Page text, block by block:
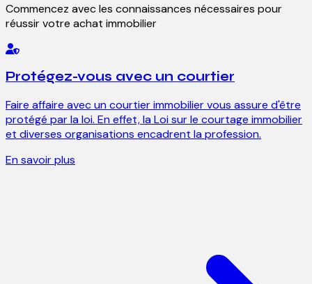
Commencez avec les connaissances nécessaires pour
réussir votre achat immobilier
Protégez-vous avec un courtier
Faire affaire avec un courtier immobilier vous assure d'être
protégé par la loi. En effet, la Loi sur le courtage immobilier
et diverses organisations encadrent la profession.
En savoir plus